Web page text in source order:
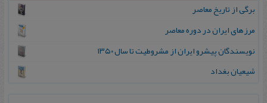
برگی‌ از تاریخ‌ معاصر
مرزهای‌ ایران‌ در دوره‌ معاصر
نویسندگان‌ پیشرو ایران‌ از مشروطیت‌ تا سال ۱۳۵۰
شیعیان بغداد